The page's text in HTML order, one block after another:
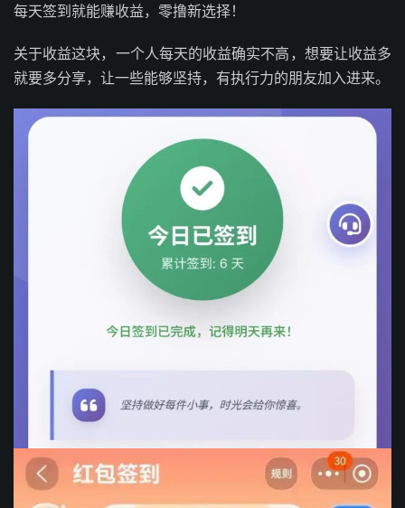
每天签到就能赚收益，零撸新选择！
关于收益这块，一个人每天的收益确实不高，想要让收益多
就要多分享，让一些能够坚持，有执行力的朋友加入进来。